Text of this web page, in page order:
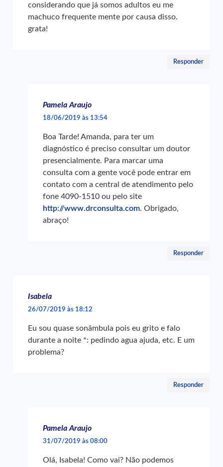
considerando que já somos adultos eu me
machuco frequente mente por causa disso.
grata!
Responder
Pamela Araujo
18/06/2019 às 13:54
Boa Tarde! Amanda, para ter um
diagnóstico é preciso consultar um doutor
presencialmente. Para marcar uma
consulta com a gente você pode entrar em
contato com a central de atendimento pelo
fone 4090-1510 ou pelo site
http://www.drconsulta.com. Obrigado,
abraço!
Responder
Isabela
26/07/2019 às 18:12
Eu sou quase sonâmbula pois eu grito e falo
durante a noite *: pedindo agua ajuda, etc. E um
problema?
Responder
Pamela Araujo
31/07/2019 às 08:00
Olá, Isabela! Como vai? Não podemos